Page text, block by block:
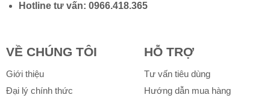
Hotline tư vấn: 0966.418.365
VỀ CHÚNG TÔI
Giới thiệu
Đại lý chính thức
HỖ TRỢ
Tư vấn tiêu dùng
Hướng dẫn mua hàng